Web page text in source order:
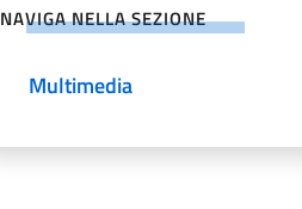
NAVIGA NELLA SEZIONE
Multimedia